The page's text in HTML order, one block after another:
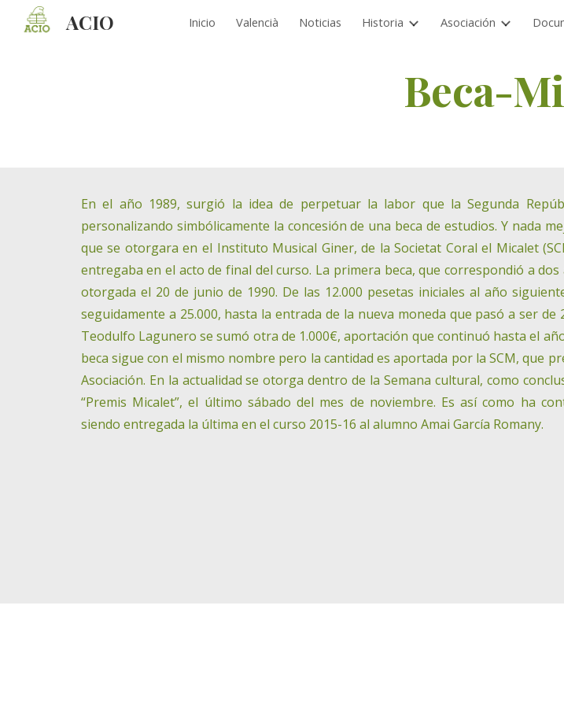
Skip to main content
ACIO Inicio Valencià Noticias Historia Asociación
Beca-
En el año 1989, surgió la idea de perpetuar la labor que la Segunda
personalizando simbólicamente la concesión de una beca de estudios. Y nada
que se otorgara en el Instituto Musical Giner, de la Societat Coral el Micalet
entregaba en el acto de final del curso. La primera beca, que correspondió a
otorgada el 20 de junio de 1990. De las 12.000 pesetas iniciales al año
seguidamente a 25.000, hasta la entrada de la nueva moneda que pasó a ser de
Teodulfo Lagunero se sumó otra de 1.000€, aportación que continuó hasta el
beca sigue con el mismo nombre pero la cantidad es aportada por la SCM, que
Asociación. En la actualidad se otorga dentro de la Semana cultural, como
“Premis Micalet”, el último sábado del mes de noviembre. Es así como ha
siendo entregada la última en el curso 2015-16 al alumno Amai García Romany.